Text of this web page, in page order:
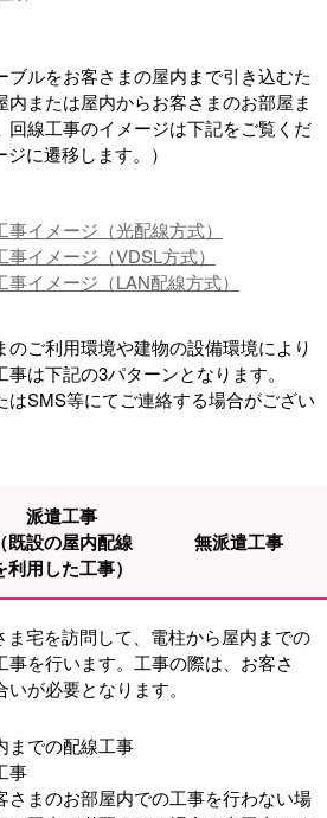
ブルをお客さまの屋内まで引き込むた
または屋内からお客さまのお部屋ま
回線工事のイメージは下記をご覧くだ
に遷移します。）
イメージ（光配線方式）
イメージ（VDSL方式）
イメージ（LAN配線方式）
ご利用環境や建物の設備環境により
は下記の3パターンとなります。
はSMS等にてご連絡する場合がござい
派遣工事
（既設の屋内配線
利用した工事）
無派遣工事
ま宅を訪問して、電柱から屋内までの
を行います。工事の際は、お客さ
が必要となります。
までの配線工事
事
さまのお部屋内での工事を行わない場